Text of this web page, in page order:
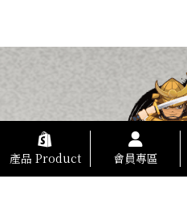
產品 Product 會員專區